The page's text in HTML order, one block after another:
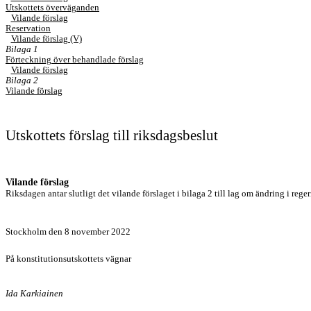
Utskottets överväganden
Vilande förslag
Reservation
Vilande förslag (V)
Bilaga 1
Förteckning över behandlade förslag
Vilande förslag
Bilaga 2
Vilande förslag
Utskottets förslag till riksdagsbeslut
Vilande förslag
Riksdagen antar slutligt det vilande förslaget i bilaga 2 till lag om ändring i
Stockholm den 8 november 2022
På konstitutionsutskottets vägnar
Ida Karkiainen